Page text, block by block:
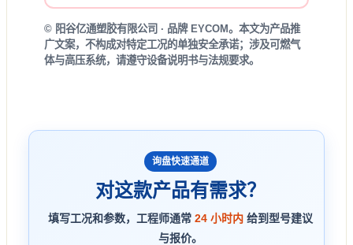
© 阳谷亿通塑胶有限公司 · 品牌 EYCOM。本文为产品推
广文案，不构成对特定工况的单独安全承诺；涉及可燃气
体与高压系统，请遵守设备说明书与法规要求。
询盘快速通道
对这款产品有需求？
填写工况和参数，工程师通常 24 小时内 给到型号建议
与报价。